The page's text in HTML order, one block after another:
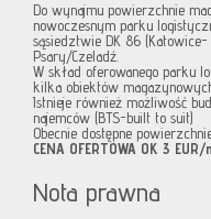
Do wynajmu powierzchnie
nowoczesnym parku
sąsiedztwie DK 86
Psary/Czeladź.
W skład oferowanego parku
kilka obiektów
Istnieje również możliwość
najemców (BTS-built to suit)
Obecnie dostępne
CENA OFERTOWA OK 3
Nota prawna